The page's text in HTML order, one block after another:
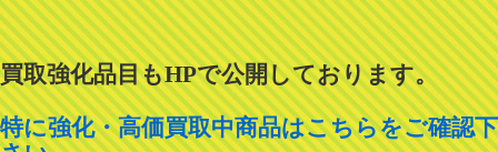
買取強化品目もHPで公開しております。
特に強化・高価買取中商品はこちらをご確認下